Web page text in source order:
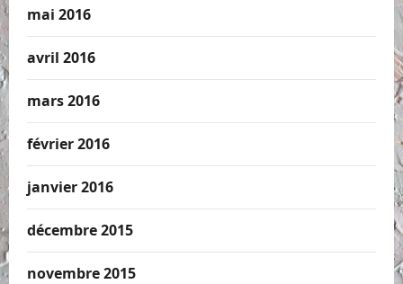
mai 2016
avril 2016
mars 2016
février 2016
janvier 2016
décembre 2015
novembre 2015